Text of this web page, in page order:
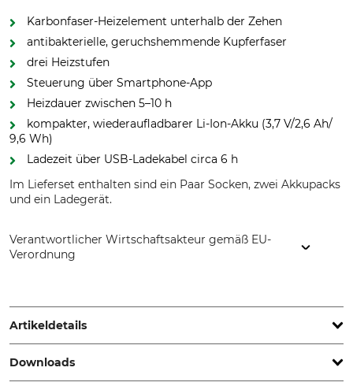
Karbonfaser-Heizelement unterhalb der Zehen
antibakterielle, geruchshemmende Kupferfaser
drei Heizstufen
Steuerung über Smartphone-App
Heizdauer zwischen 5–10 h
kompakter, wiederaufladbarer Li-Ion-Akku (3,7 V/2,6 Ah/
9,6 Wh)
Ladezeit über USB-Ladekabel circa 6 h
Im Lieferset enthalten sind ein Paar Socken, zwei Akkupacks
und ein Ladegerät.
Verantwortlicher Wirtschaftsakteur gemäß EU-
Verordnung
8071 Hausmannstaetten, Austria, www.alpenheat.com
Artikeldetails
Marke
Alpenheat
Beheizbare Socken
Downloads